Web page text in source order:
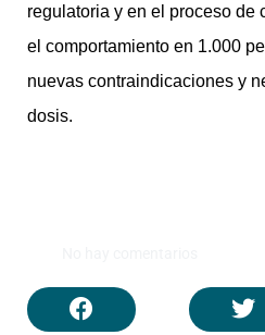
regulatoria y en el proceso de
el comportamiento en 1.000
nuevas contraindicaciones y
dosis.